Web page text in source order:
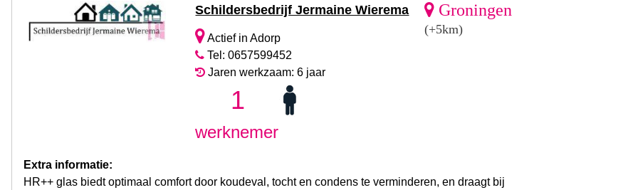
Schildersbedrijf Jermaine Wierema
Actief in Adorp
Tel: 0657599452
Jaren werkzaam: 6 jaar
1
werknemer
Groningen
(+5km)
Extra informatie:
HR++ glas biedt optimaal comfort door koudeval, tocht en condens te verminderen, en draagt bij